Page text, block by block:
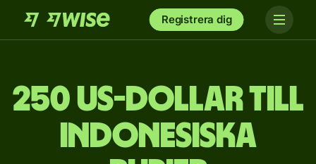
Registrera dig
250 US-dollar till
indonesiska